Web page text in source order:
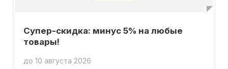
Супер-скидка: минус 5% на любые
товары!
до 10 августа 2026